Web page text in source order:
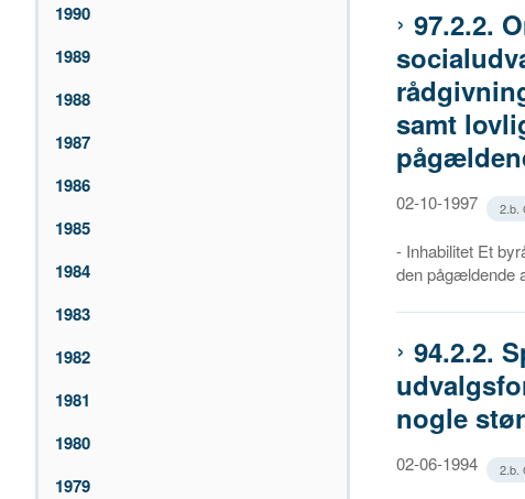
1990
1989
1988
1987
1986
1985
1984
1983
1982
1981
1980
1979
97.2.2.
samt
02-10-1997 2.b.
- Inhabilitet Et
den pågældende
94.2.2.
nogle
02-06-1994 2.b.